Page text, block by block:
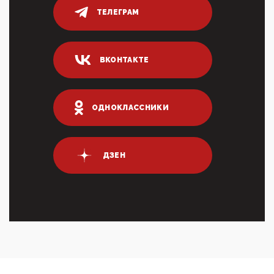
03:35, 10 Апреля 2026
Суммарное вознаграждение менеджменту в 15
крупных банках по итогам 2025 года превысило 63
млрд руб. ...
03:01, 10 Апреля 2026
что союзники просили Киев не наносить удары по
энергети...
01:54, 10 Апреля 2026
ПрезидентПутинвчера вечером обьявил
Пасхальное перемирие с 16 часов субботы до конца
дня Воскресен...
01:09, 10 Апреля 2026
ТЕЛЕГРАМ
ВКОНТАКТЕ
ОДНОКЛАССНИКИ
ДЗЕН